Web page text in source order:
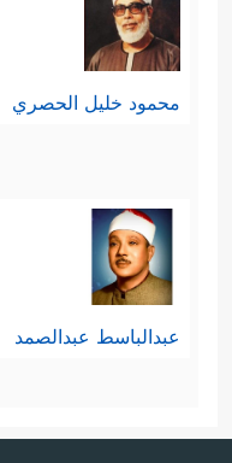
محمود خليل الحصري
عبدالباسط عبدالصمد